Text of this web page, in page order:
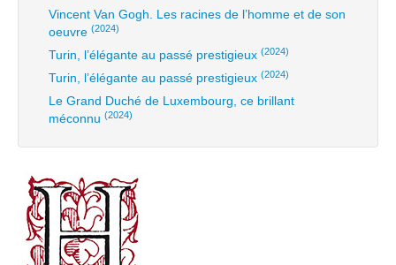
Vincent Van Gogh. Les racines de l’homme et de son
oeuvre (2024)
Turin, l’élégante au passé prestigieux (2024)
Turin, l’élégante au passé prestigieux (2024)
Le Grand Duché de Luxembourg, ce brillant
méconnu (2024)